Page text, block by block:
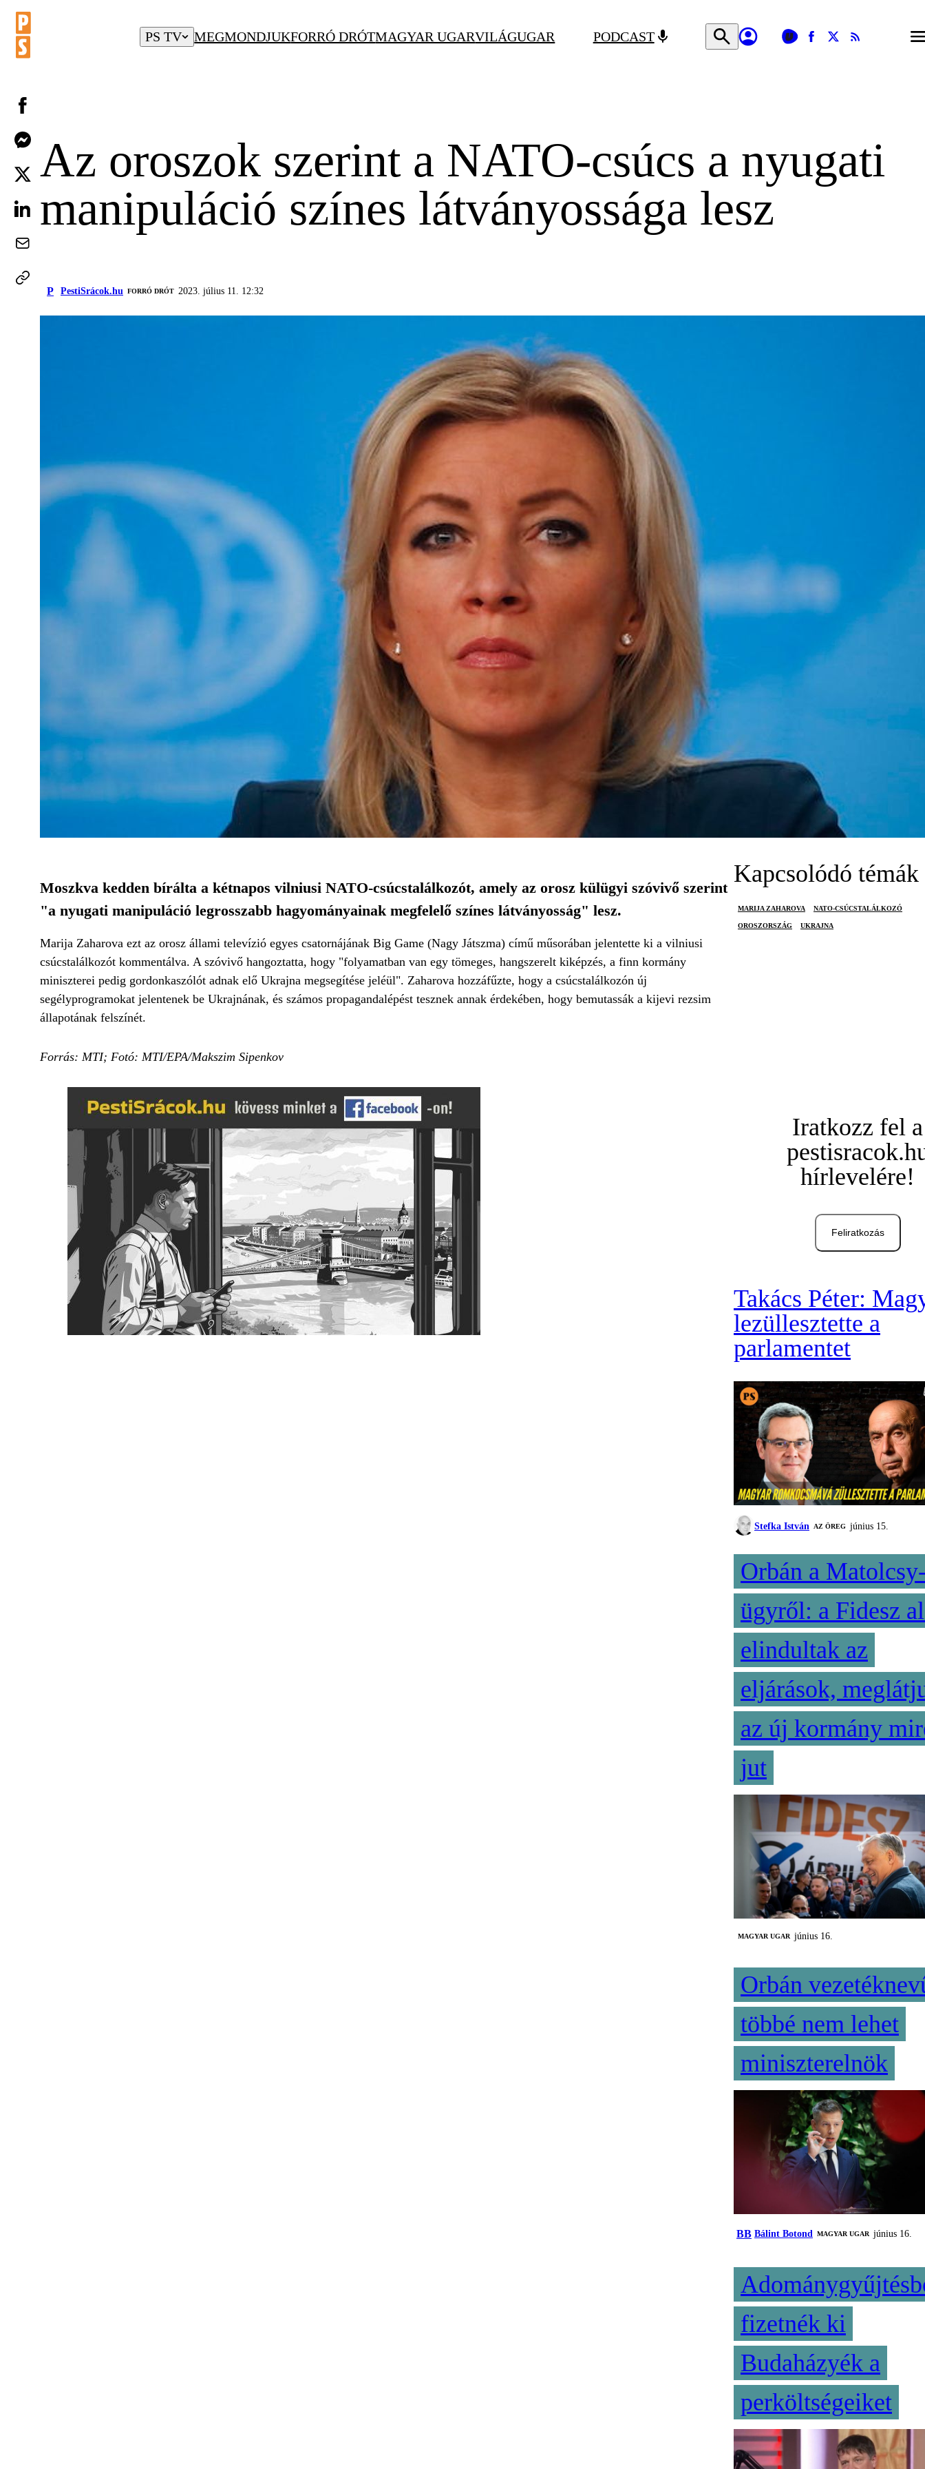
PS TV MEGMONDJUKFORRÓ DRÓTMAGYAR UGARVILÁGUGAR PODCAST
Az oroszok szerint a NATO-csúcs a nyugati
manipuláció színes látványossága lesz
P PestiSrácok.hu FORRÓ DRÓT 2023. július 11. 12:32
Moszkva kedden bírálta a kétnapos vilniusi NATO-csúcstalálkozót, amely az orosz külügyi szóvivő szerint
"a nyugati manipuláció legrosszabb hagyományainak megfelelő színes látványosság" lesz.
Marija Zaharova ezt az orosz állami televízió egyes csatornájának Big Game (Nagy Játszma) című műsorában jelentette ki a vilniusi
csúcstalálkozót kommentálva. A szóvivő hangoztatta, hogy "folyamatban van egy tömeges, hangszerelt kiképzés, a finn kormány
miniszterei pedig gordonkaszólót adnak elő Ukrajna megsegítése jeléül". Zaharova hozzáfűzte, hogy a csúcstalálkozón új
segélyprogramokat jelentenek be Ukrajnának, és számos propagandalépést tesznek annak érdekében, hogy bemutassák a kijevi rezsim
állapotának felszínét.
Forrás: MTI; Fotó: MTI/EPA/Makszim Sipenkov
Kapcsolódó témák
MARIJA ZAHAROVA NATO-CSÚCSTALÁLKOZÓ
OROSZORSZÁG UKRAJNA
Iratkozz fel a
hírlevelére!
Feliratkozás
Takács Péter:
lezüllesztette a
parlamentet
Stefka István AZ ÖREG június 15.
Orbán a
ügyről: a Fidesz
elindultak az
eljárások,
az új kormány
jut
MAGYAR UGAR június 16.
Orbán
többé nem lehet
miniszterelnök
BB Bálint Botond MAGYAR UGAR június 16.
fizetnék ki
Budaházyék a
perköltségeiket